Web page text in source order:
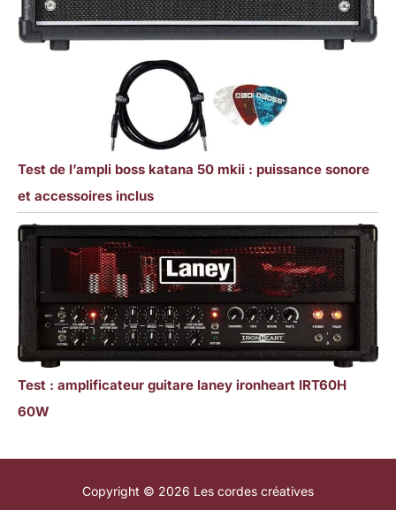
Test de l’ampli boss katana 50 mkii : puissance sonore
et accessoires inclus
Test : amplificateur guitare laney ironheart IRT60H
60W
Copyright © 2026 Les cordes créatives